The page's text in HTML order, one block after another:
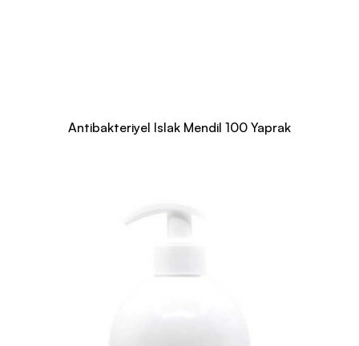
Antibakteriyel Islak Mendil 100 Yaprak